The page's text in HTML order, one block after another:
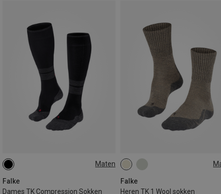
Maten
Falke
Dames TK Compression Sokken
35|36|37|38
39|40|41|42
Falke
Heren TK 1 Wool sokken
39|40|41
46|48